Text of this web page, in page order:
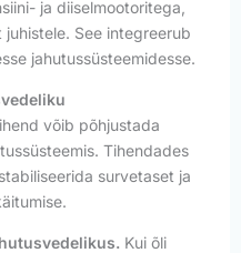
ja diiselmootoritega,
See integreerub
jahutussüsteemidesse.
võib põhjustada
Tihendades
survetaset ja
Kui õli